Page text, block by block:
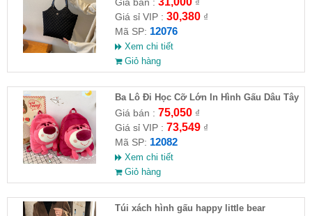
Giá sỉ VIP : 30,380₫
Mã SP: 12076
Xem chi tiết
Giỏ hàng
Ba Lô Đi Học Cỡ Lớn In Hình Gấu Dâu Tây
Giá bán : 75,050₫
Giá sỉ VIP : 73,549₫
Mã SP: 12082
Xem chi tiết
Giỏ hàng
Túi xách hình gấu happy little bear